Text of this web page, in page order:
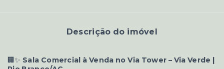
Descrição do imóvel
🏢✨ Sala Comercial à Venda no Via Tower – Via Verde |